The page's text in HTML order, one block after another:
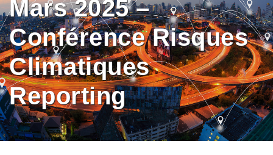
Mars 2025 –
Conférence Risques
Climatiques
Reporting